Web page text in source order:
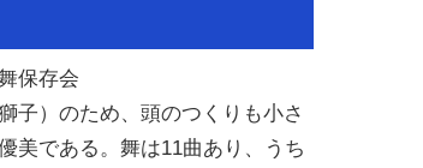
保存会
子）のため、頭のつくりも小さ
美である。舞は11曲あり、うち